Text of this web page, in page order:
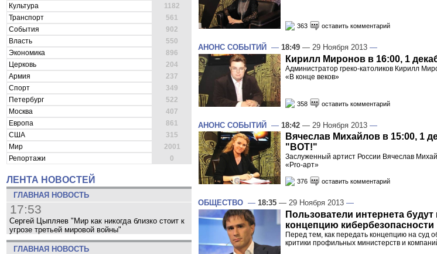
Культура
1182
Транспорт
561
События
902
Власть
550
Экономика
896
Церковь
204
Армия
237
Спорт
349
Петербург
522
Москва
407
Европа
861
США
315
Мир
2001
Репортажи
0
ЛЕНТА НОВОСТЕЙ
ГЛАВНАЯ НОВОСТЬ
17:53
Сергей Цыпляев "Мир как никогда близко стоит к
угрозе третьей мировой войны"
ГЛАВНАЯ НОВОСТЬ
363 оставить комментарий
АНОНС СОБЫТИЙ — 18:49 — 29 Ноября 2013 —
Кирилл Миронов в 16:00, 1
Администратор греко-католиков Кирилл
«В конце веков»
358 оставить комментарий
АНОНС СОБЫТИЙ — 18:42 — 29 Ноября 2013 —
Вячеслав Михайлов в 15:00, 1
"ВОТ!"
Заслуженный артист России Вячеслав
«Pro-арт»
376 оставить комментарий
ОБЩЕСТВО — 18:35 — 29 Ноября 2013 —
Пользователи интернета
концепцию кибербезопасности
Перед тем, как передать концепцию на суд
критики профильных министерств и